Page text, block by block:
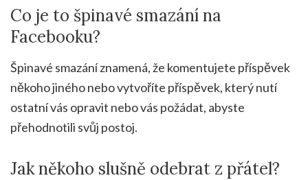
Co je to špinavé smazání na
Facebooku?
Špinavé smazání znamená, že komentujete příspěvek
někoho jiného nebo vytvoříte příspěvek, který nutí
ostatní vás opravit nebo vás požádat, abyste
přehodnotili svůj postoj.
Jak někoho slušně odebrat z přátel?